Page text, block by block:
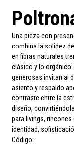
Una pieza con
combina la solidez
en fibras naturales
clásico y lo
generosas invitan al
asiento y respaldo
contraste entre la
diseño,
para livings,
identidad,
Código: